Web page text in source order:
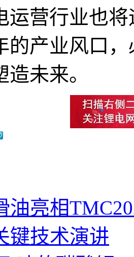
运营行业也
的产业风口
未来。
油亮相
键技术演讲